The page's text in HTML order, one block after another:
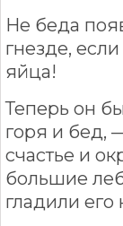
Не беда
гнезде,
яйца!
Теперь он
горя и бед,
счастье и
большие
гладили его